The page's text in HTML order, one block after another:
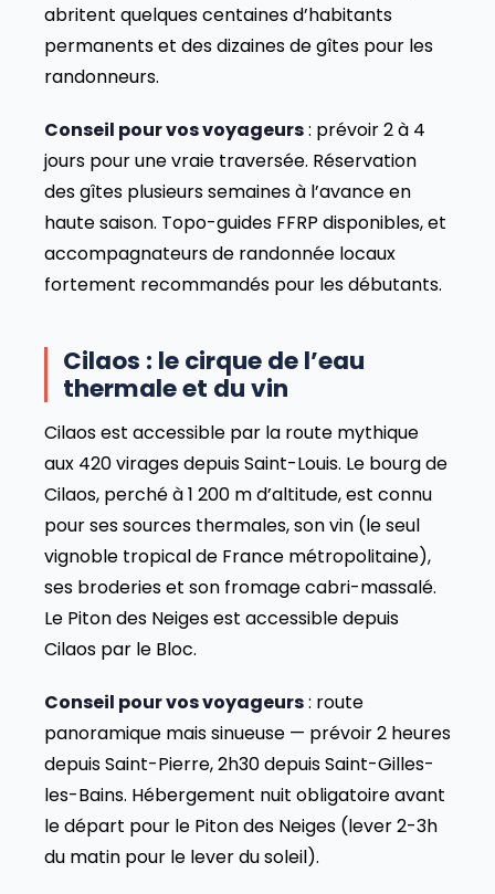
abritent quelques centaines d’habitants
permanents et des dizaines de gîtes pour les
randonneurs.
Conseil pour vos voyageurs: prévoir 2 à 4
jours pour une vraie traversée. Réservation
des gîtes plusieurs semaines à l’avance en
haute saison. Topo-guides FFRP disponibles, et
accompagnateurs de randonnée locaux
fortement recommandés pour les débutants.
Cilaos : le cirque de l’eau
thermale et du vin
Cilaos est accessible par la route mythique
aux 420 virages depuis Saint-Louis. Le bourg de
Cilaos, perché à 1 200 m d’altitude, est connu
pour ses sources thermales, son vin (le seul
vignoble tropical de France métropolitaine),
ses broderies et son fromage cabri-massalé.
Le Piton des Neiges est accessible depuis
Cilaos par le Bloc.
Conseil pour vos voyageurs: route
panoramique mais sinueuse — prévoir 2 heures
depuis Saint-Pierre, 2h30 depuis Saint-Gilles-
les-Bains. Hébergement nuit obligatoire avant
le départ pour le Piton des Neiges (lever 2-3h
du matin pour le lever du soleil).